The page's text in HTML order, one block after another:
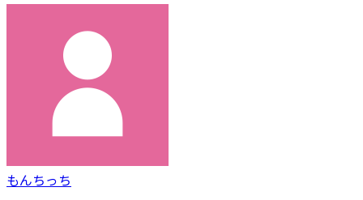
もんちっち